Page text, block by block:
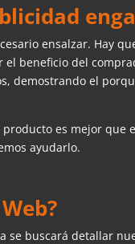
ensalzar. Hay
beneficio del
demostrando el
es mejor que
ayudarlo.
se buscará detallar